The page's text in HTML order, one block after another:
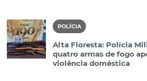
POLÍCIA
Alta Floresta: Polícia
quatro armas de fogo
violência doméstica